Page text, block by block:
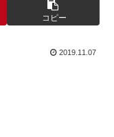
コピー
2019.11.07